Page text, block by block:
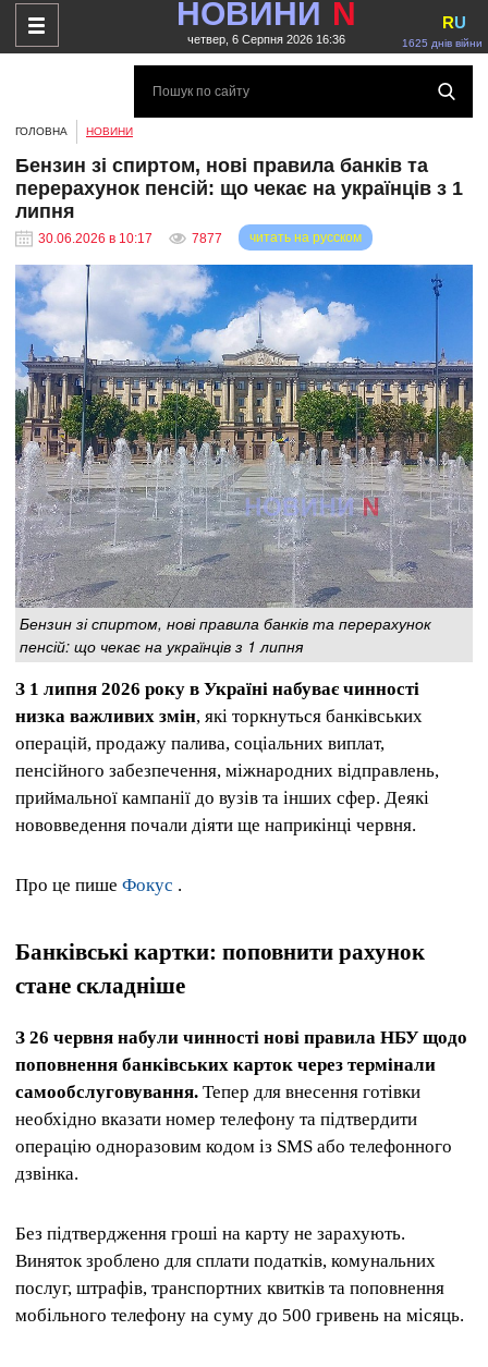
НОВИНИ N
четвер, 6 Серпня 2026 16:36 1625 днів війни
RU
ГОЛОВНА НОВИНИ
Бензин зі спиртом, нові правила банків та
перерахунок пенсій: що чекає на українців з 1
липня
30.06.2026 в 10:17 7877 читать на русском
Бензин зі спиртом, нові правила банків та перерахунок
пенсій: що чекає на українців з 1 липня
З 1 липня 2026 року в Україні набуває чинності
низка важливих змін, які торкнуться банківських
операцій, продажу палива, соціальних виплат,
пенсійного забезпечення, міжнародних відправлень,
приймальної кампанії до вузів та інших сфер. Деякі
нововведення почали діяти ще наприкінці червня.
Про це пише Фокус .
Банківські картки: поповнити рахунок
стане складніше
З 26 червня набули чинності нові правила НБУ щодо
поповнення банківських карток через термінали
самообслуговування. Тепер для внесення готівки
необхідно вказати номер телефону та підтвердити
операцію одноразовим кодом із SMS або телефонного
дзвінка.
Без підтвердження гроші на карту не зарахують.
Виняток зроблено для сплати податків, комунальних
послуг, штрафів, транспортних квитків та поповнення
мобільного телефону на суму до 500 гривень на місяць.